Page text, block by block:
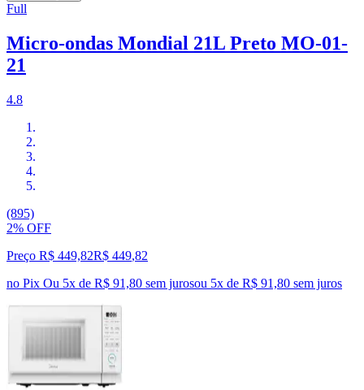
Full
Micro-ondas Mondial 21L Preto MO-01-
21
4.8
(895)
2% OFF
Preço R$ 449,82R$ 449,82
no Pix Ou 5x de R$ 91,80 sem jurosou 5x de R$ 91,80 sem juros